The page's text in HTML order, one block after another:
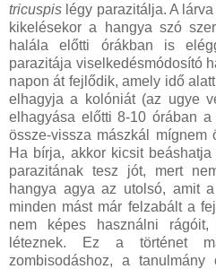
tricuspis légy parazitálja. A
kikelésekor a hangya szó
halála előtti órákban is
parazitája viselkedésmódosító
napon át fejlődik, amely idő
elhagyja a kolóniát (az ugye
elhagyása előtti 8-10 órában
össze-vissza mászkál mígnem
Ha bírja, akkor kicsit
parazitának tesz jót, mert
hangya agya az utolsó, amit
minden mást már felzabált a
nem képes használni
léteznek. Ez a történet
zombisodáshoz, a